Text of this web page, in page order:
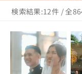
検索結果:12件 / 全